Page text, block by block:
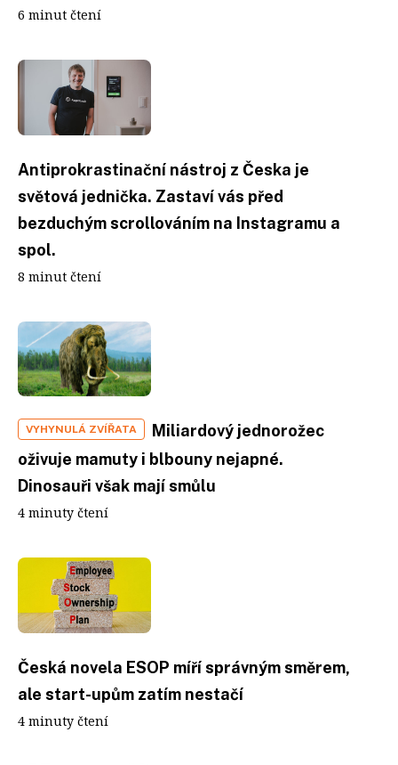
6 minut čtení
Antiprokrastinační nástroj z Česka je
světová jednička. Zastaví vás před
bezduchým scrollováním na Instagramu a
spol.
8 minut čtení
VYHYNULÁ ZVÍŘATA
Miliardový jednorožec
oživuje mamuty i blbouny nejapné.
Dinosauři však mají smůlu
4 minuty čtení
Česká novela ESOP míří správným směrem,
ale start-upům zatím nestačí
4 minuty čtení